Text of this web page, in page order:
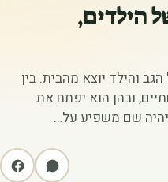
הילדים,
והילד יוצא מהבית. בין
ובהן הוא יפתח את
שם משפיע על…